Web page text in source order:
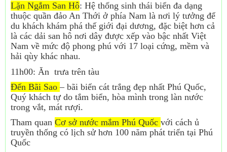
Lặn Ngắm San Hô: Hệ thống sinh thái biển đa dạng
thuộc quần đảo An Thới ở phía Nam là nơi lý tưởng để
du khách khám phá thế giới đại dương, đặc biệt hơn cả
là các dải san hô nơi dây được xếp vào bậc nhất Việt
Nam về mức độ phong phú với 17 loại cứng, mềm và
hải qùy khác nhau.
11h00: Ăn trưa trên tàu
Đến Bãi Sao – bãi biển cát trắng đẹp nhất Phú Quốc,
Quý khách tự do tắm biển, hòa mình trong làn nước
trong vắt, mát rượi.
Tham quan Cơ sở nước mắm Phú Quốc với cách ủ
truyền thống có lịch sử hơn 100 năm phát triển tại Phú
Quốc